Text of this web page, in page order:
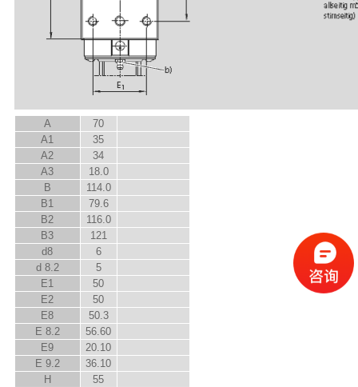
A
70
A1
35
A2
34
A3
18.0
B
114.0
B1
79.6
B2
116.0
B3
121
d8
6
d 8.2
5
E1
50
E2
50
E8
50.3
E 8.2
56.60
E9
20.10
E 9.2
36.10
H
55